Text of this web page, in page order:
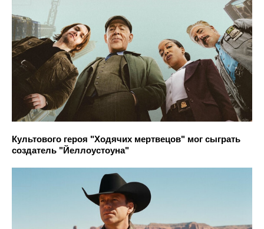
Культового героя "Ходячих мертвецов" мог сыграть
создатель "Йеллоустоуна"